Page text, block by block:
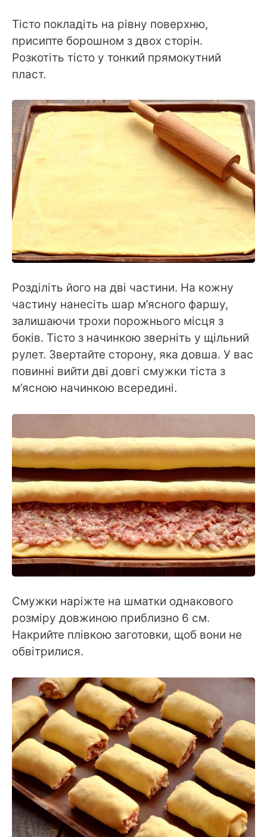
Тісто покладіть на рівну поверхню,
присипте борошном з двох сторін.
Розкотіть тісто у тонкий прямокутний
пласт.
Розділіть його на дві частини. На кожну
частину нанесіть шар м’ясного фаршу,
залишаючи трохи порожнього місця з
боків. Тісто з начинкою зверніть у щільний
рулет. Звертайте сторону, яка довша. У вас
повинні вийти дві довгі смужки тіста з
м’ясною начинкою всередині.
Смужки наріжте на шматки однакового
розміру довжиною приблизно 6 см.
Накрийте плівкою заготовки, щоб вони не
обвітрилися.